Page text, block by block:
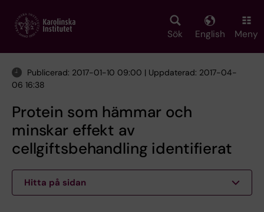
main
Sök English Meny
Publicerad: 2017-01-10 09:00 | Uppdaterad: 2017-04-
06 16:38
Protein som hämmar och
minskar effekt av
cellgiftsbehandling identifierat
Hitta på sidan